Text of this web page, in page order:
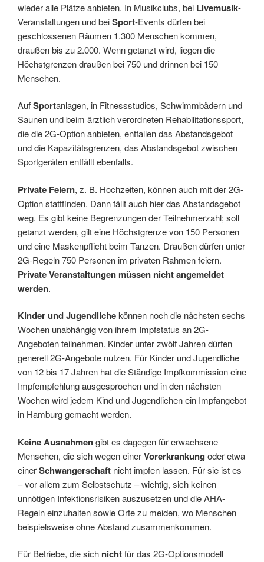
wieder alle Plätze anbieten. In Musikclubs, bei Livemusik-
Veranstaltungen und beiSport-Events dürfen bei
geschlossenen Räumen 1.300 Menschen kommen,
draußen bis zu 2.000. Wenn getanzt wird, liegen die
Höchstgrenzen draußen bei 750 und drinnen bei 150
Menschen.
AufSportanlagen, in Fitnessstudios, Schwimmbädern und
Saunen und beim ärztlich verordneten Rehabilitationssport,
die die 2G-Option anbieten, entfallen das Abstandsgebot
und die Kapazitätsgrenzen, das Abstandsgebot zwischen
Sportgeräten entfällt ebenfalls.
Private Feiern, z. B. Hochzeiten, können auch mit der 2G-
Option stattfinden. Dann fällt auch hier das Abstandsgebot
weg. Es gibt keine Begrenzungen der Teilnehmerzahl; soll
getanzt werden, gilt eine Höchstgrenze von 150 Personen
und eine Maskenpflicht beim Tanzen. Draußen dürfen unter
2G-Regeln 750 Personen im privaten Rahmen feiern.
Private Veranstaltungen müssen nicht angemeldet
werden.
Kinder und Jugendlichekönnen noch die nächsten sechs
Wochen unabhängig von ihrem Impfstatus an 2G-
Angeboten teilnehmen. Kinder unter zwölf Jahren dürfen
generell 2G-Angebote nutzen. Für Kinder und Jugendliche
von 12 bis 17 Jahren hat die Ständige Impfkommission eine
Impfempfehlung ausgesprochen und in den nächsten
Wochen wird jedem Kind und Jugendlichen ein Impfangebot
in Hamburg gemacht werden.
Keine Ausnahmengibt es dagegen für erwachsene
Menschen, die sich wegen einerVorerkrankung oder etwa
einerSchwangerschaft nicht impfen lassen. Für sie ist es
– vor allem zum Selbstschutz – wichtig, sich keinen
unnötigen Infektionsrisiken auszusetzen und die AHA-
Regeln einzuhalten sowie Orte zu meiden, wo Menschen
beispielsweise ohne Abstand zusammenkommen.
Für Betriebe, die sich nichtfür das 2G-Optionsmodell